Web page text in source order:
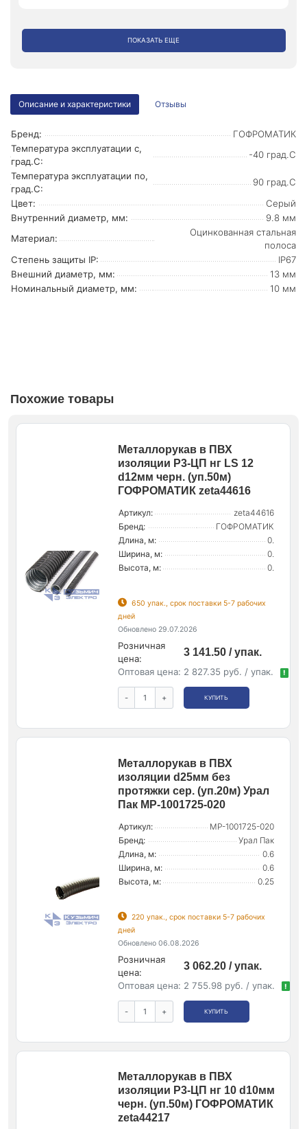
ПОКАЗАТЬ ЕЩЕ
Описание и характеристики Отзывы
Бренд:
ГОФРОМАТИК
Температура эксплуатации с,
град.C:
-40 град.C
Температура эксплуатации по,
град.C:
90 град.C
Цвет:
Серый
Внутренний диаметр, мм:
9.8 мм
Материал:
Оцинкованная стальная
полоса
Степень защиты IP:
IP67
Внешний диаметр, мм:
13 мм
Номинальный диаметр, мм:
10 мм
Похожие товары
Металлорукав в ПВХ
изоляции Р3-ЦП нг LS 12
d12мм черн. (уп.50м)
ГОФРОМАТИК zeta44616
Артикул:
zeta44616
Бренд:
ГОФРОМАТИК
Длина, м:
0.
Ширина, м:
0.
Высота, м:
0.
650 упак., срок поставки 5-7 рабочих
дней
Обновлено 29.07.2026
Розничная
цена:
3 141.50 / упак.
Оптовая цена: 2 827.35 руб. / упак. !
- + КУПИТЬ
Металлорукав в ПВХ
изоляции d25мм без
протяжки сер. (уп.20м) Урал
Пак МР-1001725-020
Артикул:
МР-1001725-020
Бренд:
Урал Пак
Длина, м:
0.6
Ширина, м:
0.6
Высота, м:
0.25
220 упак., срок поставки 5-7 рабочих
дней
Обновлено 06.08.2026
Розничная
цена:
3 062.20 / упак.
Оптовая цена: 2 755.98 руб. / упак. !
- + КУПИТЬ
Металлорукав в ПВХ
изоляции Р3-ЦП нг 10 d10мм
черн. (уп.50м) ГОФРОМАТИК
zeta44217